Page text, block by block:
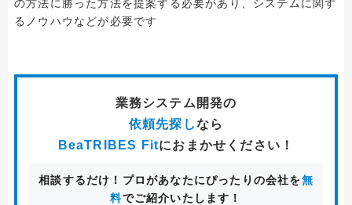
の方法に勝った方法を提案する必要があり、システムに関す
るノウハウなどが必要です
業務システム開発の
依頼先探しなら
BeaTRIBES Fitにおまかせください！
相談するだけ！プロがあなたにぴったりの会社を無
料でご紹介いたします！